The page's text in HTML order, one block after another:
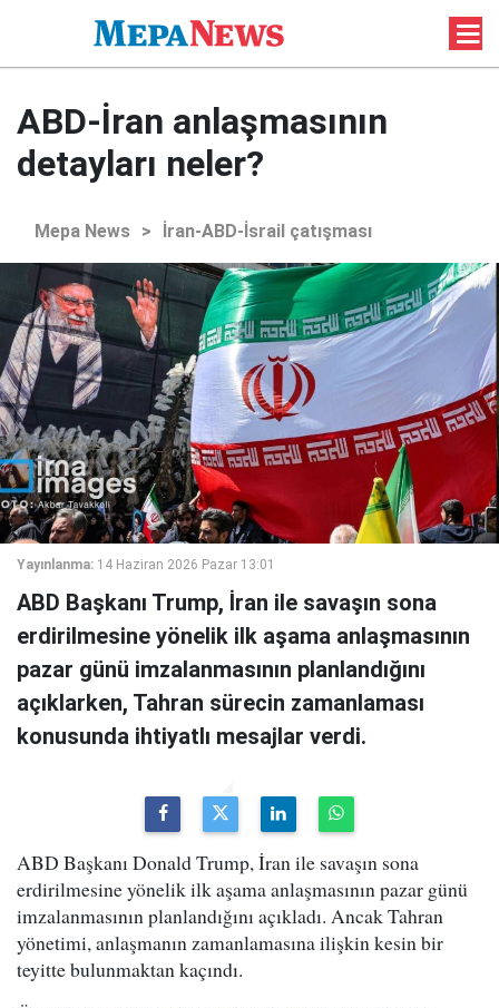
ABD-İran anlaşmasının
detayları neler?
Mepa News > İran-ABD-İsrail çatışması
Yayınlanma: 14 Haziran 2026 Pazar 13:01
ABD Başkanı Trump, İran ile savaşın sona
erdirilmesine yönelik ilk aşama anlaşmasının
pazar günü imzalanmasının planlandığını
açıklarken, Tahran sürecin zamanlaması
konusunda ihtiyatlı mesajlar verdi.
ABD Başkanı Donald Trump, İran ile savaşın sona
erdirilmesine yönelik ilk aşama anlaşmasının pazar günü
imzalanmasının planlandığını açıkladı. Ancak Tahran
yönetimi, anlaşmanın zamanlamasına ilişkin kesin bir
teyitte bulunmaktan kaçındı.